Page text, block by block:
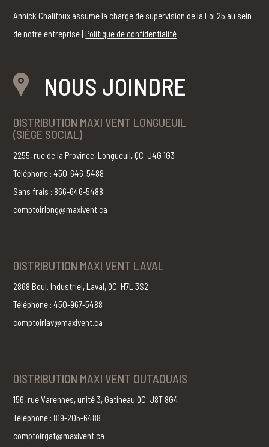
Annick Chalifoux assume la charge de supervision de la Loi 25 au sein
de notre entreprise |Politique de confidentialité
NOUS JOINDRE
DISTRIBUTION MAXI VENT LONGUEUIL
(SIÈGE SOCIAL)
2255, rue de la Province, Longueuil, QC J4G 1G3
Téléphone : 450-646-5488
Sans frais : 866-646-5488
comptoirlong@maxivent.ca
DISTRIBUTION MAXI VENT LAVAL
2868 Boul. Industriel, Laval, QC H7L 3S2
Téléphone : 450-967-5488
comptoirlav@maxivent.ca
DISTRIBUTION MAXI VENT OUTAOUAIS
156, rue Varennes, unité 3, Gatineau QC J8T 8G4
Téléphone : 819-205-6488
comptoirgat@maxivent.ca